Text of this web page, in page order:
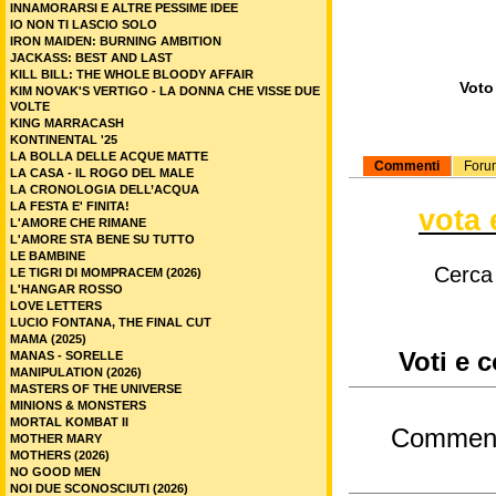
Commenti
vota
Voti e
INNAMORARSI E ALTRE PESSIME IDEE
IO NON TI LASCIO SOLO
IRON MAIDEN: BURNING AMBITION
JACKASS: BEST AND LAST
KILL BILL: THE WHOLE BLOODY AFFAIR
KIM NOVAK'S VERTIGO - LA DONNA CHE VISSE DUE
VOLTE
KING MARRACASH
KONTINENTAL '25
LA BOLLA DELLE ACQUE MATTE
LA CASA - IL ROGO DEL MALE
LA CRONOLOGIA DELL’ACQUA
LA FESTA E' FINITA!
L'AMORE CHE RIMANE
L'AMORE STA BENE SU TUTTO
LE BAMBINE
LE TIGRI DI MOMPRACEM (2026)
L'HANGAR ROSSO
LOVE LETTERS
LUCIO FONTANA, THE FINAL CUT
MAMA (2025)
MANAS - SORELLE
MANIPULATION (2026)
MASTERS OF THE UNIVERSE
MINIONS & MONSTERS
MORTAL KOMBAT II
MOTHER MARY
MOTHERS (2026)
NO GOOD MEN
NOI DUE SCONOSCIUTI (2026)